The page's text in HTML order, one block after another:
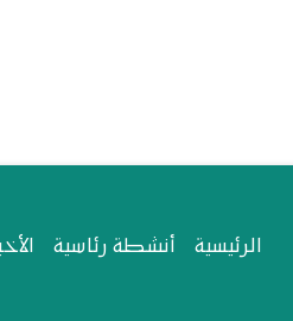
Navigationالرئيسية أنشطة رئاسية